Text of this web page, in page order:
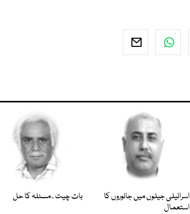
اسرائیلی جیلوں میں جانوروں کا
استعمال
بات چیت ، مسئلہ کا حل